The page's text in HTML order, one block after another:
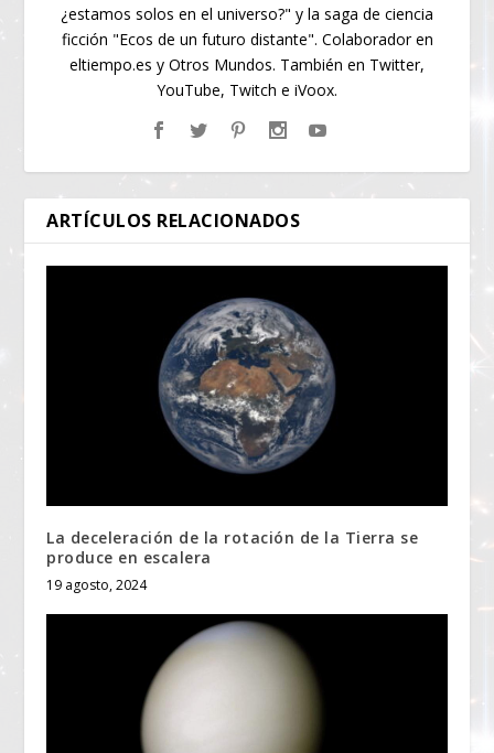
¿estamos solos en el universo?" y la saga de ciencia
ficción "Ecos de un futuro distante". Colaborador en
eltiempo.es y Otros Mundos. También en Twitter,
YouTube, Twitch e iVoox.
ARTÍCULOS RELACIONADOS
La deceleración de la rotación de la Tierra se
produce en escalera
19 agosto, 2024